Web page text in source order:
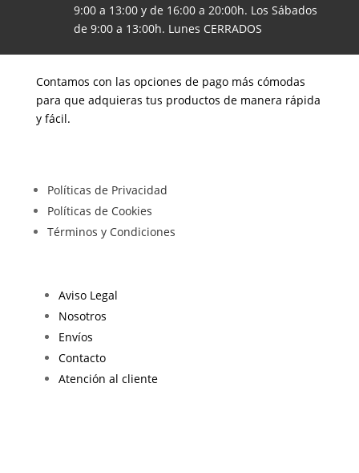
9:00 a 13:00 y de 16:00 a 20:00h. Los Sábados
de 9:00 a 13:00h. Lunes CERRADOS
Contamos con las opciones de pago más cómodas
para que adquieras tus productos de manera rápida
y fácil.
Políticas de Privacidad
Políticas de Cookies
Términos y Condiciones
Aviso Legal
Nosotros
Envíos
Contacto
Atención al cliente